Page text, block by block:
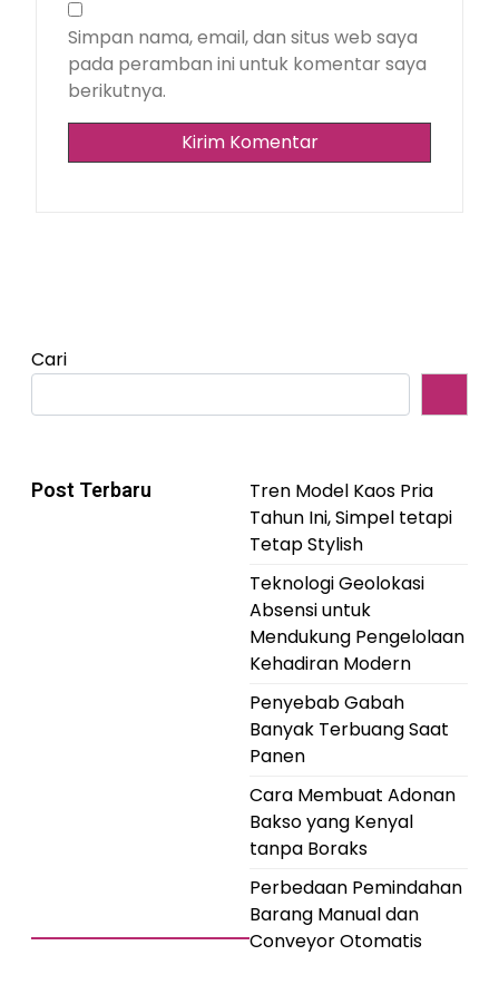
Simpan nama, email, dan situs web saya
pada peramban ini untuk komentar saya
berikutnya.
Cari
Post Terbaru
Tren Model Kaos Pria
Tahun Ini, Simpel tetapi
Tetap Stylish
Teknologi Geolokasi
Absensi untuk
Mendukung Pengelolaan
Kehadiran Modern
Penyebab Gabah
Banyak Terbuang Saat
Panen
Cara Membuat Adonan
Bakso yang Kenyal
tanpa Boraks
Perbedaan Pemindahan
Barang Manual dan
Conveyor Otomatis